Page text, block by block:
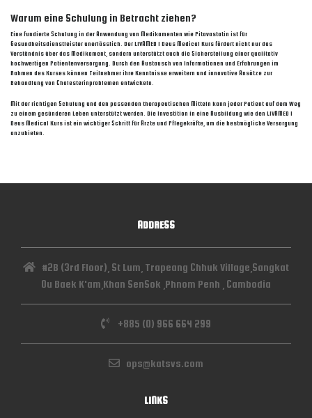
Warum eine Schulung in Betracht ziehen?
Eine fundierte Schulung in der Anwendung von Medikamenten wie Pitavastatin ist für
Gesundheitsdienstleister unerlässlich. Der LIVAMED 1 Deus Medical Kurs fördert nicht nur das
Verständnis über das Medikament, sondern unterstützt auch die Sicherstellung einer qualitativ
hochwertigen Patientenversorgung. Durch den Austausch von Informationen und Erfahrungen im
Rahmen des Kurses können Teilnehmer ihre Kenntnisse erweitern und innovative Ansätze zur
Behandlung von Cholesterinproblemen entwickeln.
Mit der richtigen Schulung und den passenden therapeutischen Mitteln kann jeder Patient auf dem Weg
zu einem gesünderen Leben unterstützt werden. Die Investition in eine Ausbildung wie den LIVAMED 1
Deus Medical Kurs ist ein wichtiger Schritt für Ärzte und Pflegekräfte, um die bestmögliche Versorgung
anzubieten.
ADDRESS
#2B (3rd Floor), St Lum, Trapeang Chhuk Village,Sangkat
Ou Baek K'am,Khan SenSok ,Phnom Penh , Cambodia
+885 (0) 966 664 299
ops@katsvs.com
LINKS